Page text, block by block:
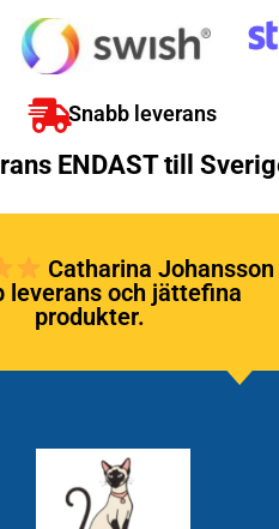
Snabb leverans
ENDAST till
Catharina Johansson
leverans och jättefina
produkter.